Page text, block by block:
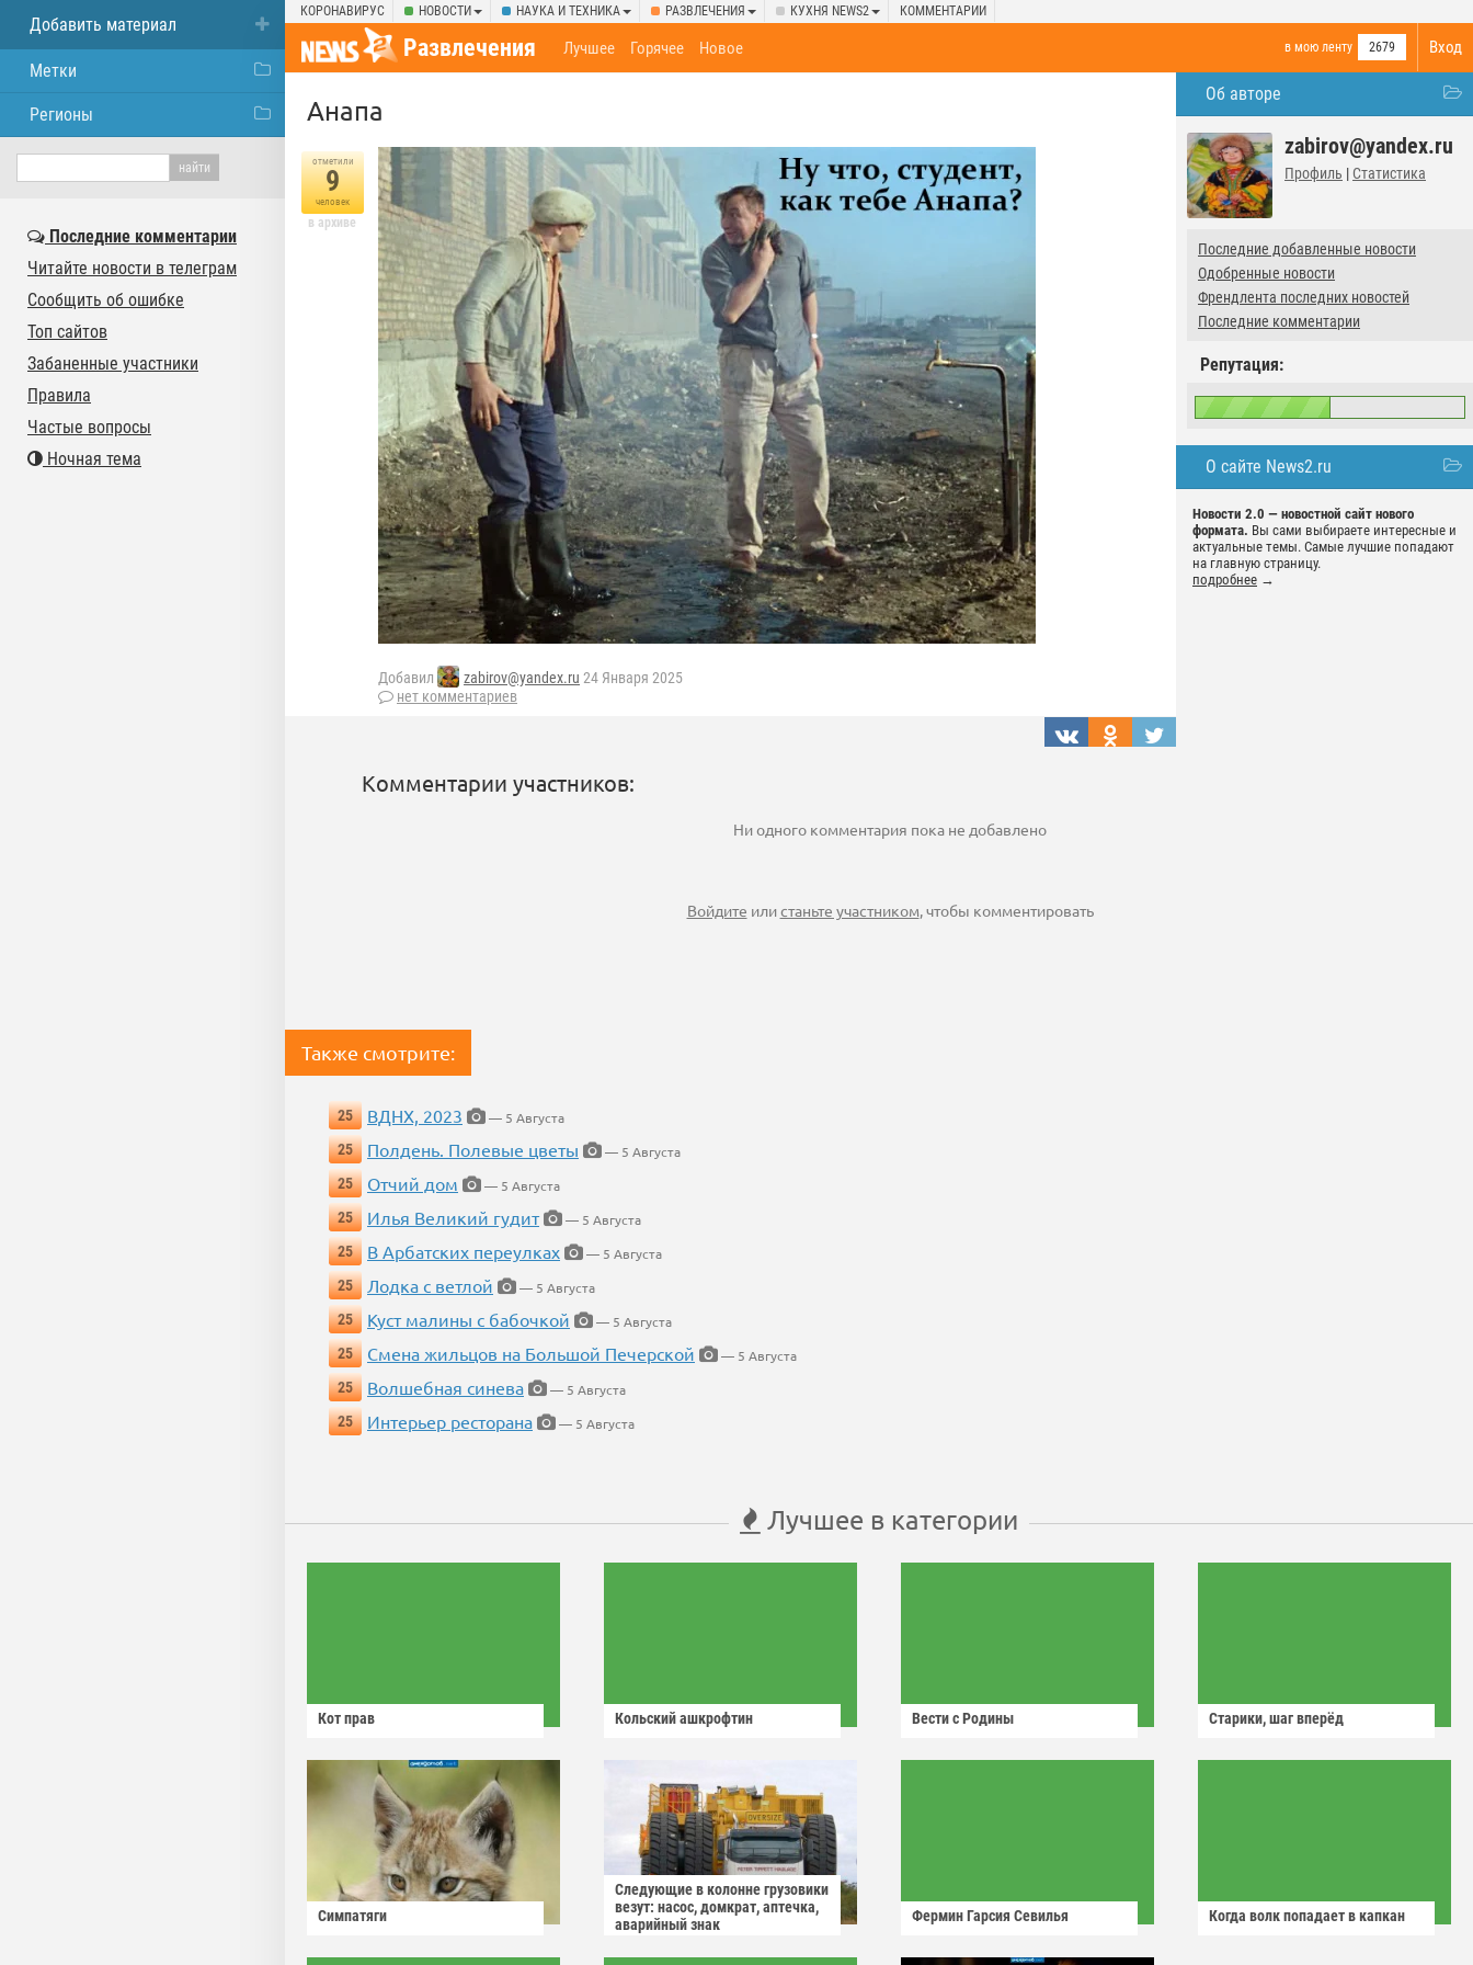
КОРОНАВИРУС НОВОСТИ НАУКА И ТЕХНИКА РАЗВЛЕЧЕНИЯ КУХНЯ NEWS2 КОММЕНТАРИИ
Вход
Развлечения в мою ленту 2679
Лучшее Горячее Новое
Об авторе
zabirov@yandex.ru
Профиль | Статистика
Последние добавленные новости
Одобренные новости
Френдлента последних новостей
Последние комментарии
Репутация:
О сайте News2.ru
Новости 2.0 — новостной сайт нового
формата. Вы сами выбираете интересные и
актуальные темы. Самые лучшие попадают
на главную страницу.
подробнее →
Анапа⁠⁠
отметили
9
человек
в архиве
Добавил zabirov@yandex.ru 24 Января 2025
нет комментариев
Комментарии участников:
Ни одного комментария пока не добавлено
Войдите илистаньте участником, чтобы комментировать
Также смотрите:
25 ВДНХ, 2023
— 5 Августа
25
Полдень. Полевые цветы
— 5 Августа
25
Отчий дом
— 5 Августа
25
Илья Великий гудит
— 5 Августа
25
В Арбатских переулках
— 5 Августа
25
Лодка с ветлой
— 5 Августа
25
Куст малины с бабочкой
— 5 Августа
25
Смена жильцов на Большой Печерской
— 5 Августа
25
Волшебная синева
— 5 Августа
25
Интерьер ресторана — 5 Августа
Лучшее в категории
Кот прав Кольский ашкрофтин Вести с Родины Старики, шаг вперёд
Симпатяги
Следующие в колонне грузовики
везут: насос, домкрат, аптечка,
аварийный знак
Фермин Гарсия Севилья Когда волк попадает в капкан
Добавить материал
Метки
Регионы
Последние комментарии
Читайте новости в телеграм
Сообщить об ошибке
Топ сайтов
Забаненные участники
Правила
Частые вопросы
Ночная тема